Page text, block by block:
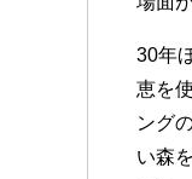
30年
恵を
ング
い森